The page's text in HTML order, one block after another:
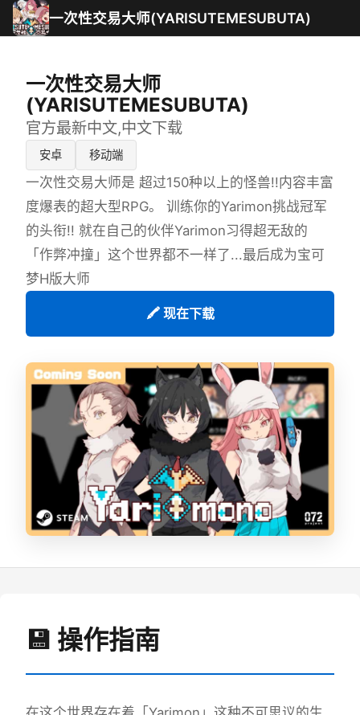
一次性交易大师(YARISUTEMESUBUTA)
一次性交易大师
(YARISUTEMESUBUTA)
官方最新中文,中文下载
安卓 移动端
一次性交易大师是 超过150种以上的怪兽!!内容丰富
度爆表的超大型RPG。 训练你的Yarimon挑战冠军
的头衔!! 就在自己的伙伴Yarimon习得超无敌的
「作弊冲撞」这个世界都不一样了...最后成为宝可
梦H版大师
🖍️ 现在下载
💾 操作指南